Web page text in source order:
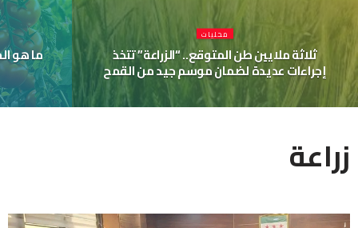
محليات
ثلاثة ملايين طن المتوقع.. “الزراعة” تتخذ
إجراءات عديدة لضمان موسم جيد من القمح
ما هو
زراعة